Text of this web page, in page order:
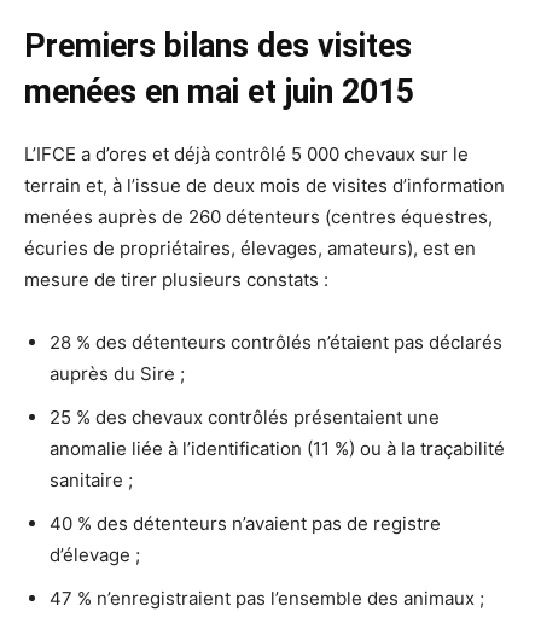
Premiers bilans des visites
menées en mai et juin 2015
L’IFCE a d’ores et déjà contrôlé 5 000 chevaux sur le
terrain et, à l’issue de deux mois de visites d’information
menées auprès de 260 détenteurs (centres équestres,
écuries de propriétaires, élevages, amateurs), est en
mesure de tirer plusieurs constats :
28 % des détenteurs contrôlés n’étaient pas déclarés
auprès du Sire ;
25 % des chevaux contrôlés présentaient une
anomalie liée à l’identification (11 %) ou à la traçabilité
sanitaire ;
40 % des détenteurs n’avaient pas de registre
d’élevage ;
47 % n’enregistraient pas l’ensemble des animaux ;